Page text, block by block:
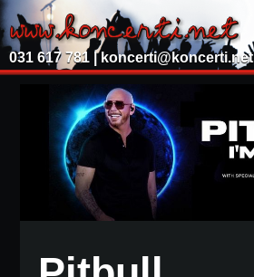
031 617 781 | koncerti@koncerti.net